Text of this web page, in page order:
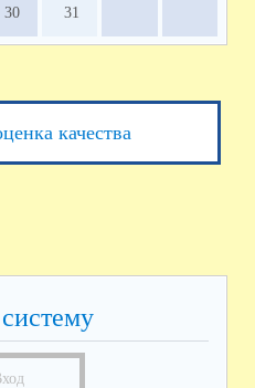
30 31
качества